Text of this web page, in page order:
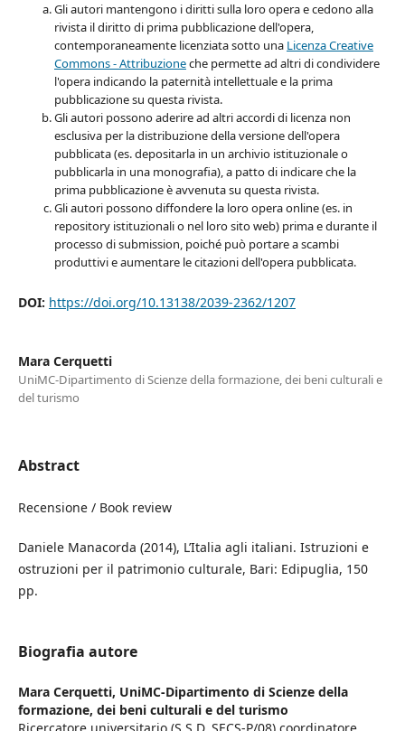
Gli autori mantengono i diritti sulla loro opera e cedono alla
rivista il diritto di prima pubblicazione dell'opera,
contemporaneamente licenziata sotto una Licenza Creative
Commons - Attribuzioneche permette ad altri di condividere
l'opera indicando la paternità intellettuale e la prima
pubblicazione su questa rivista.
Gli autori possono aderire ad altri accordi di licenza non
esclusiva per la distribuzione della versione dell'opera
pubblicata (es. depositarla in un archivio istituzionale o
pubblicarla in una monografia), a patto di indicare che la
prima pubblicazione è avvenuta su questa rivista.
Gli autori possono diffondere la loro opera online (es. in
repository istituzionali o nel loro sito web) prima e durante il
processo di submission, poiché può portare a scambi
produttivi e aumentare le citazioni dell'opera pubblicata.
DOI: https://doi.org/10.13138/2039-2362/1207
Mara Cerquetti
UniMC-Dipartimento di Scienze della formazione, dei beni culturali e
del turismo
Abstract
Recensione / Book review
Daniele Manacorda (2014), L’Italia agli italiani. Istruzioni e
ostruzioni per il patrimonio culturale, Bari: Edipuglia, 150
pp.
Biografia autore
Mara Cerquetti, UniMC-Dipartimento di Scienze della
formazione, dei beni culturali e del turismo